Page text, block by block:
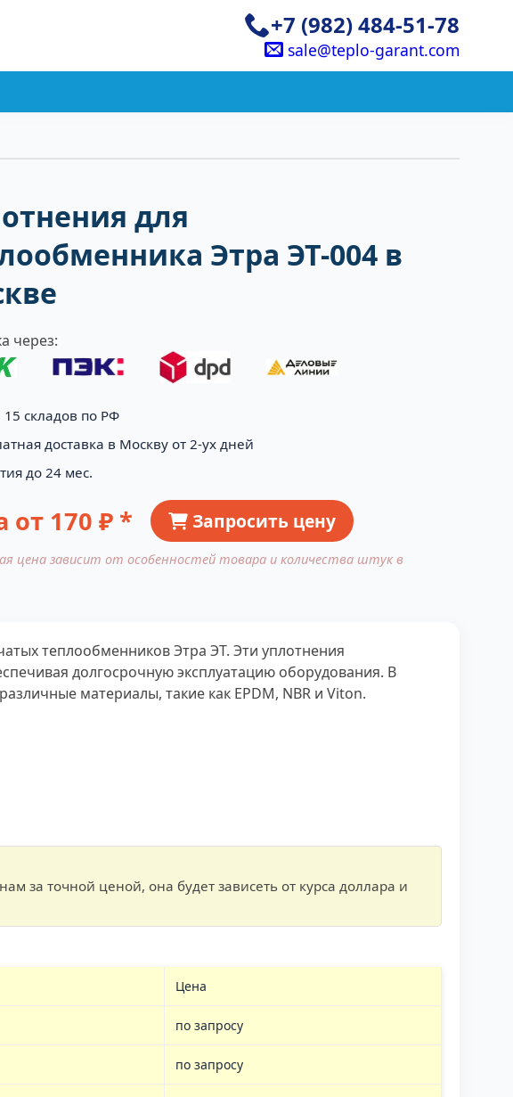
+7 (982) 484-51-78
sale@teplo-garant.com
для
Этра ЭТ-004 в
через:
15 складов по РФ
доставка в Москву от 2-ух дней
до 24 мес.
от 170 ₽ * Запросить цену
цена зависит от особенностей товара и количества штук в
теплообменников Этра ЭТ. Эти уплотнения
долгосрочную эксплуатацию оборудования. В
материалы, такие как EPDM, NBR и Viton.
за точной ценой, она будет зависеть от курса доллара и
Цена
по запросу
по запросу